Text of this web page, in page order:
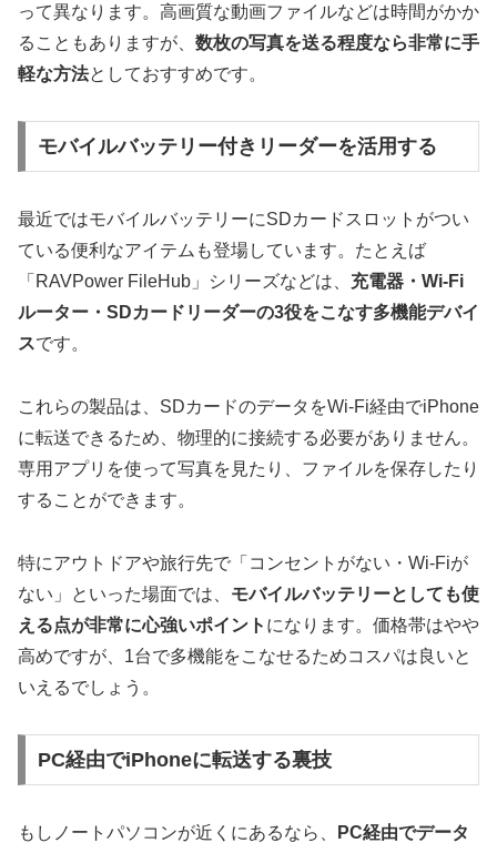
って異なります。高画質な動画ファイルなどは時間がかか
ることもありますが、 数枚の写真を送る程度なら非常に手
軽な方法としておすすめです。
モバイルバッテリー付きリーダーを活用する
最近ではモバイルバッテリーにSDカードスロットがつい
ている便利なアイテムも登場しています。たとえば
「RAVPower FileHub」シリーズなどは、 充電器・Wi-Fi
ルーター・SDカードリーダーの3役をこなす多機能デバイ
スです。
これらの製品は、SDカードのデータをWi-Fi経由でiPhone
に転送できるため、物理的に接続する必要がありません。
専用アプリを使って写真を見たり、ファイルを保存したり
することができます。
特にアウトドアや旅行先で「コンセントがない・Wi-Fiが
ない」といった場面では、 モバイルバッテリーとしても使
える点が非常に心強いポイント になります。価格帯はやや
高めですが、1台で多機能をこなせるためコスパは良いと
いえるでしょう。
PC経由でiPhoneに転送する裏技
もしノートパソコンが近くにあるなら、 PC経由でデータ